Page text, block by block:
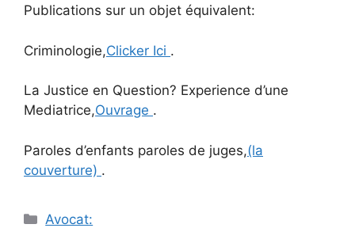
Publications sur un objet équivalent:
Criminologie,Clicker Ici .
La Justice en Question? Experience d’une
Mediatrice,Ouvrage .
Paroles d’enfants paroles de juges,(la
couverture) .
Catégories
Avocat: